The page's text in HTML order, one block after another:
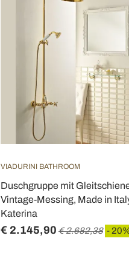
VIADURINI BATHROOM
Duschgruppe mit
Vintage-Messing, Made in
Katerina
€ 2.145,90 € 2.682,38 -